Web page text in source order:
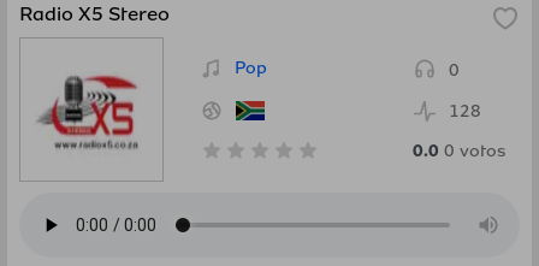
Radio X5 Stereo
Pop
0
128
0.0 0 votos